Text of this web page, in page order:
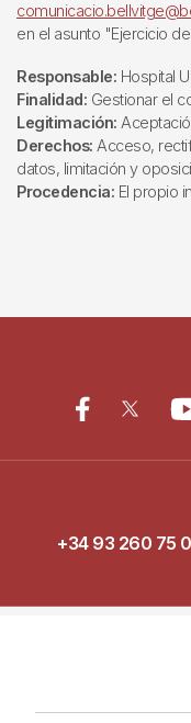
en el asunto "Ejercicio
Responsable: Hospital
Finalidad: Gestionar el
Legitimación:
Derechos: Acceso,
datos, limitación y
Procedencia: El propio
+34 93 260 75
principal